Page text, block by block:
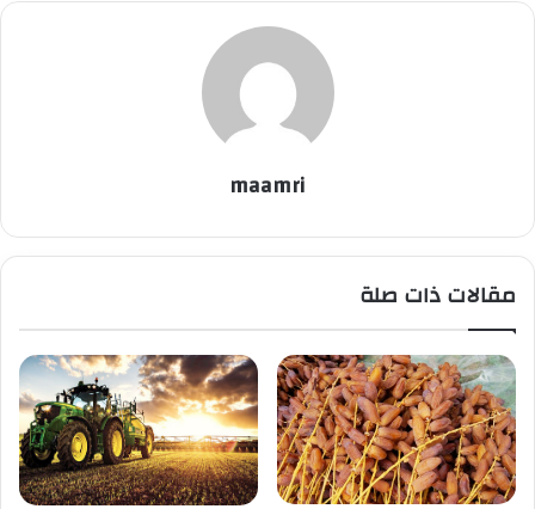
maamri
مقالات ذات صلة